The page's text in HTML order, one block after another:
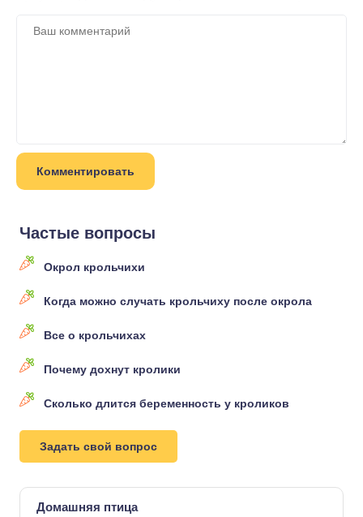
Частые вопросы
Окрол крольчихи
Когда можно случать крольчиху после окрола
Все о крольчихах
Почему дохнут кролики
Сколько длится беременность у кроликов
Задать свой вопрос
Домашняя птица